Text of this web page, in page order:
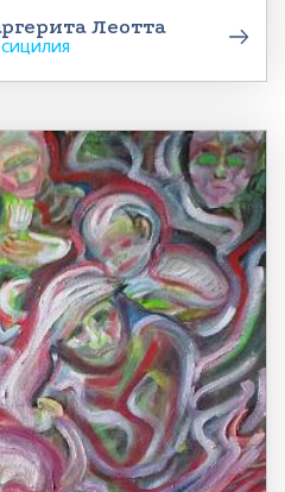
Леотта
СИЦИЛИЯ